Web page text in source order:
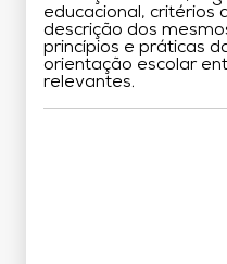
educacional, critérios
descrição dos
princípios e práticas
orientação escolar
relevantes.